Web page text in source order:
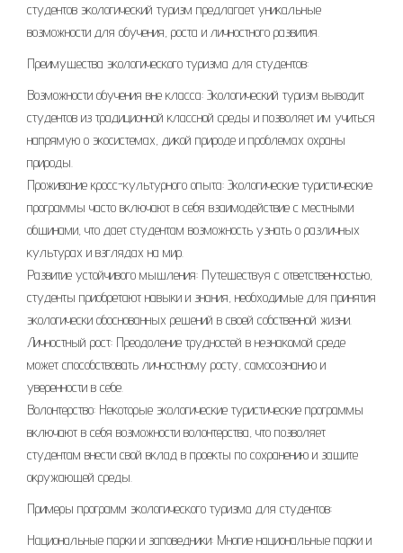
студентов экологический туризм предлагает уникальные
возможности для обучения, роста и личностного развития.
Преимущества экологического туризма для студентов:
Возможности обучения вне класса: Экологический туризм выводит
студентов из традиционной классной среды и позволяет им учиться
напрямую о экосистемах, дикой природе и проблемах охраны
природы.
Проживание кросс-культурного опыта: Экологические туристические
программы часто включают в себя взаимодействие с местными
общинами, что дает студентам возможность узнать о различных
культурах и взглядах на мир.
Развитие устойчивого мышления: Путешествуя с ответственностью,
студенты приобретают навыки и знания, необходимые для принятия
экологически обоснованных решений в своей собственной жизни.
Личностный рост: Преодоление трудностей в незнакомой среде
может способствовать личностному росту, самосознанию и
уверенности в себе.
Волонтерство: Некоторые экологические туристические программы
включают в себя возможности волонтерства, что позволяет
студентам внести свой вклад в проекты по сохранению и защите
окружающей среды.
Примеры программ экологического туризма для студентов:
Национальные парки и заповедники: Многие национальные парки и